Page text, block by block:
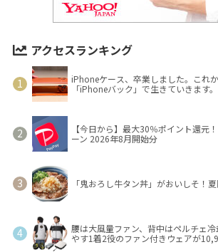
アクセスランキング
iPhoneケース、卒業しました。これ
「iPhoneバック」で生きていきます。
【今日から】最大30％ポイント還元
ーン 2026年8月開始分
「鬼おろし牛タン丼」がおいしそ！
腰は大風量ファン、背中はペルチェ
やす1着2役のファン付きウェアが